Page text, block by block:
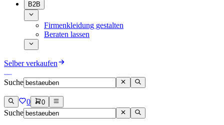
B2B
Firmenkleidung gestalten
Beraten lassen
Selber verkaufen
Suche
0 0
Suche